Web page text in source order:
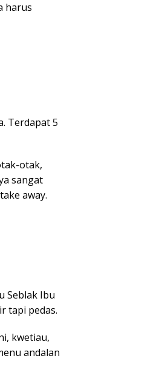
harus
Terdapat 5
otak,
sangat
away.
Seblak Ibu
tapi pedas.
kwetiau,
andalan